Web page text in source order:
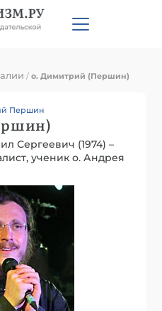
/о. Димитрий (Першин)
Першин
Сергеевич (1974) –
ученик о. Андрея